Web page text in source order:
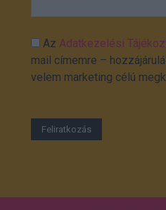
AzAdatkezelési
mail címemre –
velem marketing célú